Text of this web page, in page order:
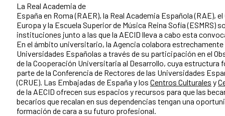
La Real Academia de
España en Roma (RAER), la Real Academia Española (RAE),
Europa y la Escuela Superior de Música Reina Sofía (ESMRS)
instituciones junto a las que la AECID lleva a cabo esta
En el ámbito universitario, la Agencia colabora estrechamente
Universidades Españolas a través de su participación en el
de la Cooperación Universitaria al Desarrollo, cuya estructura
parte de la Conferencia de Rectores de las Universidades
(CRUE). Las Embajadas de España y los Centros Culturales y
de la AECID ofrecen sus espacios y recursos para que las
becarios que recalan en sus dependencias tengan una
formación de cara a su futuro profesional.